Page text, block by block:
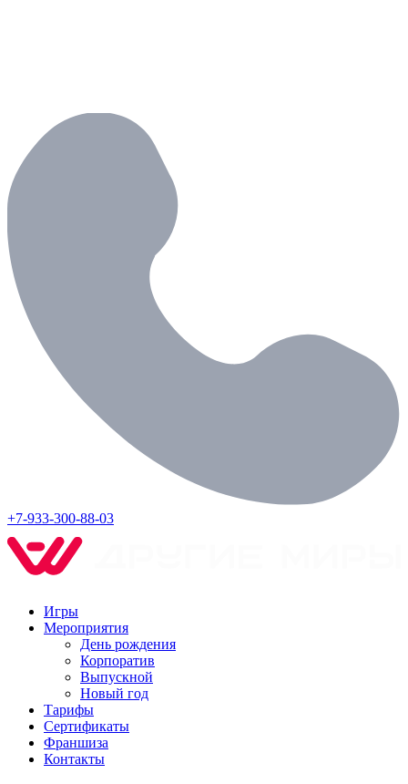
+7-933-300-88-03
Игры
Мероприятия
День рождения
Корпоратив
Выпускной
Новый год
Тарифы
Сертификаты
Франшиза
Контакты